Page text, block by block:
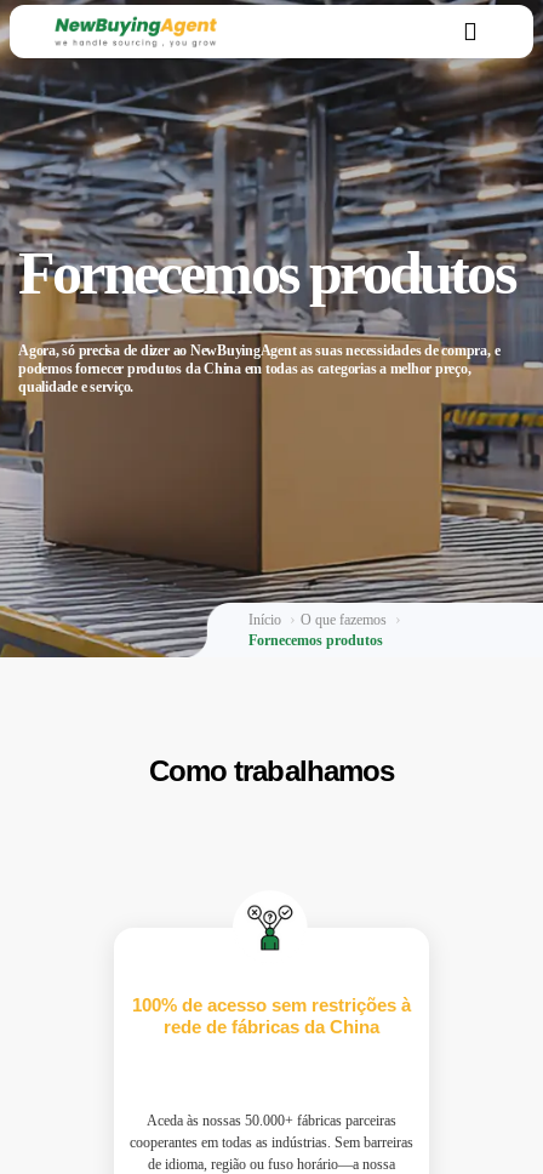
Fornecemos produtos
Agora, só precisa de dizer ao NewBuyingAgent as suas necessidades de compra, e
podemos fornecer produtos da China em todas as categorias a melhor preço,
qualidade e serviço.
Início
O que fazemos
Fornecemos produtos
Como trabalhamos
100% de acesso sem restrições à
rede de fábricas da China
Aceda às nossas 50.000+ fábricas parceiras
cooperantes em todas as indústrias. Sem barreiras
de idioma, região ou fuso horário—a nossa